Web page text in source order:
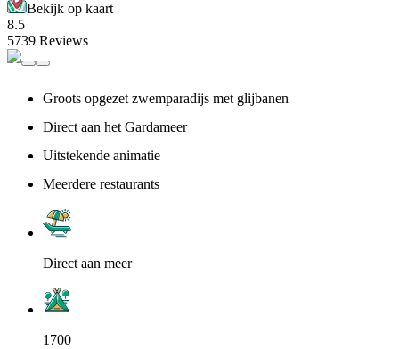
Bekijk op kaart
8.5
5739 Reviews
Groots opgezet zwemparadijs met glijbanen
Direct aan het Gardameer
Uitstekende animatie
Meerdere restaurants
Direct aan meer
1700